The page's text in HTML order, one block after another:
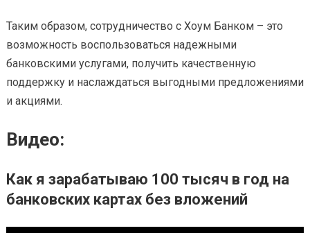
Таким образом, сотрудничество с Хоум Банком – это
возможность воспользоваться надежными
банковскими услугами, получить качественную
поддержку и наслаждаться выгодными предложениями
и акциями.
Видео:
Как я зарабатываю 100 тысяч в год на
банковских картах без вложений